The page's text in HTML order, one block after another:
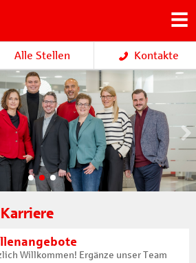
Alle Stellen Kontakte
Willkommen! Ergänze unser Team